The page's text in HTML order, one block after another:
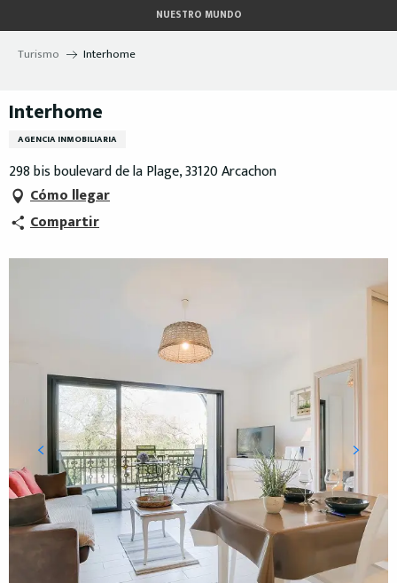
au
contenu
NUESTRO MUNDO
Turismo Interhome
Interhome
AGENCIA INMOBILIARIA
298 bis boulevard de la Plage, 33120 Arcachon
Cómo llegar
Compartir